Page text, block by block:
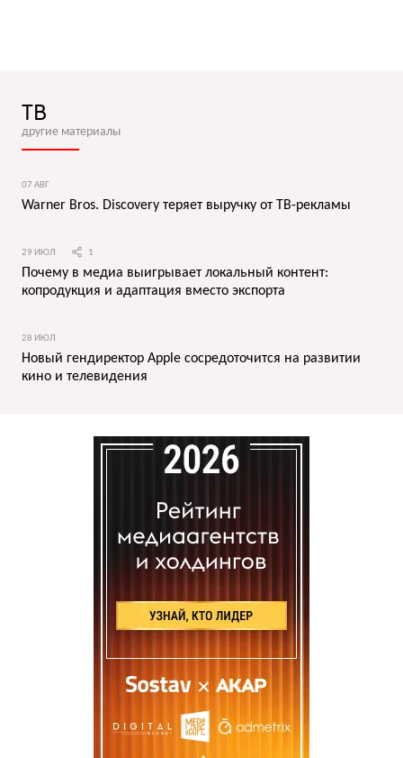
ТВ
другие материалы
07 АВГ
Warner Bros. Discovery теряет выручку от ТВ-рекламы
29 ИЮЛ 1
Почему в медиа выигрывает локальный контент:
копродукция и адаптация вместо экспорта
28 ИЮЛ
Новый гендиректор Apple сосредоточится на развитии
кино и телевидения